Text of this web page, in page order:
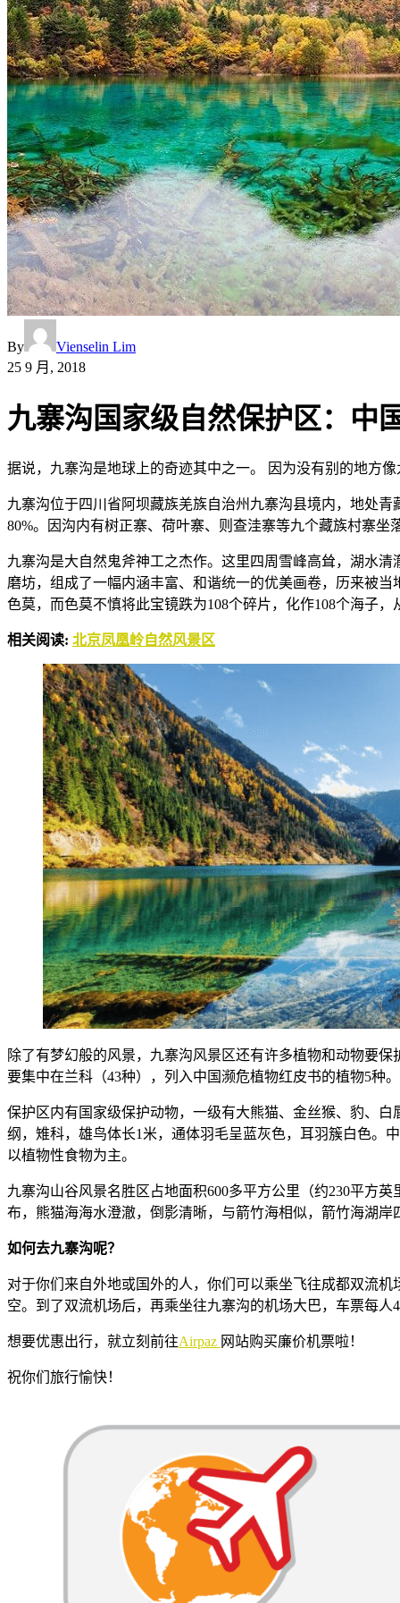
By
Vienselin Lim
25 9 月, 2018
九寨沟国家级自然保护区：中
据说，九寨沟是地球上的奇迹其中之一。 因为没有别的地方
九寨沟位于四川省阿坝藏族羌族自治州九寨沟县境内，地处
80%。因沟内有树正寨、荷叶寨、则查洼寨等九个藏族村寨坐
九寨沟是大自然鬼斧神工之杰作。这里四周雪峰高耸，湖水
磨坊，组成了一幅内涵丰富、和谐统一的优美画卷，历来被
色莫，而色莫不慎将此宝镜跌为108个碎片，化作108个海子
相关阅读: 北京凤凰岭自然风景区
除了有梦幻般的风景，九寨沟风景区还有许多植物和动物要
要集中在兰科（43种），列入中国濒危植物红皮书的植物5种
保护区内有国家级保护动物，一级有大熊猫、金丝猴、豹、
纲，雉科，雄鸟体长1米，通体羽毛呈蓝灰色，耳羽簇白色。
以植物性食物为主。
九寨沟山谷风景名胜区占地面积600多平方公里（约230平方
布，熊猫海海水澄澈，倒影清晰，与箭竹海相似，箭竹海湖
如何去九寨沟呢？
对于你们来自外地或国外的人， 你们可以乘坐飞往成都双流机
空。到了双流机场后，再乘坐往九寨沟的机场大巴，车票每人
想要优惠出行，就立刻前往Airpaz 网站购买廉价机票啦！
祝你们旅行愉快！